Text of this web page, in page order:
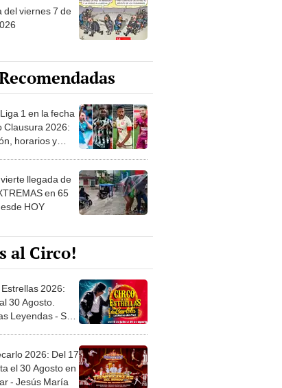
del viernes 7 de
1 en la fecha
Clausura 2026:
horarios y
llegada de
en 65
HOY
al Circo!
2026:
30 Agosto.
Leyendas - San
2026: Del 17
el 30 Agosto en
- Jesús María